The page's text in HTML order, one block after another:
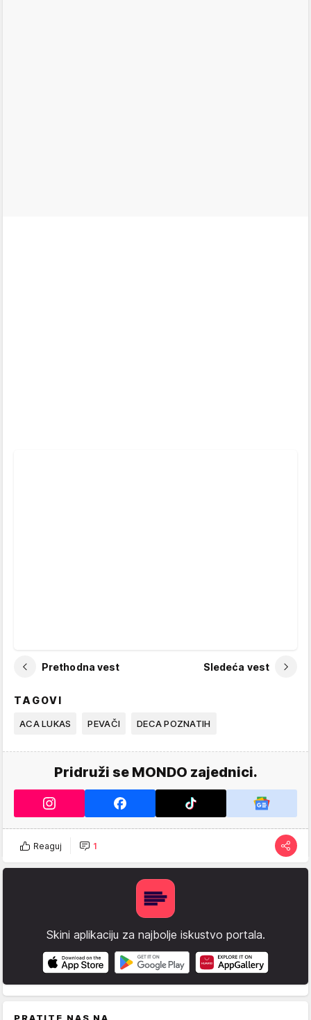
Prethodna vest Sledeća vest
TAGOVI
ACA LUKAS PEVAČI DECA POZNATIH
Pridruži se MONDO zajednici.
Reaguj 1
Skini aplikaciju za najbolje iskustvo portala.